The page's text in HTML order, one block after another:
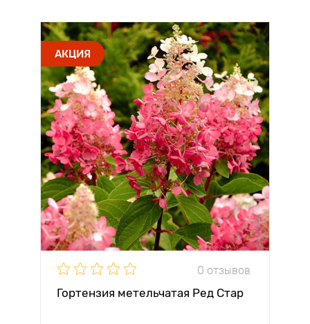
АКЦИЯ
0 отзывов
Гортензия метельчатая Ред Стар